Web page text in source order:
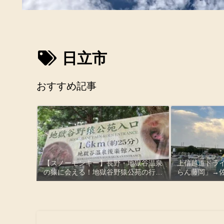
日立市
おすすめ記事
【スノーモンキー】長野・地獄谷温泉
の猿に会える！地獄谷野猿公苑の行き
方と実際に歩いた感想
上信越道ドラ
らん藤岡」→
みはらしの湯